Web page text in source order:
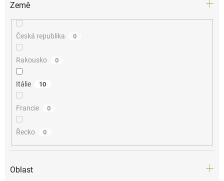
Země
Česká republika 0
Rakousko 0
Itálie 10
Francie 0
Řecko 0
Oblast